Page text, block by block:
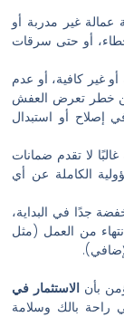
أو
سرقات
عدم
عن أي
(مثل
في